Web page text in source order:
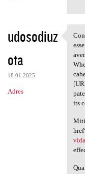
r
z
e
udosodiuz
ota
18.01.2025
Adres
its